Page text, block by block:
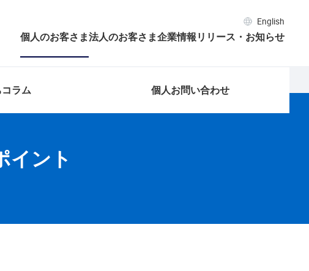
English
個人のお客さま
ラム 個人お問い合わせ
法人のお客さま企業情報リリース・お知らせ
イント